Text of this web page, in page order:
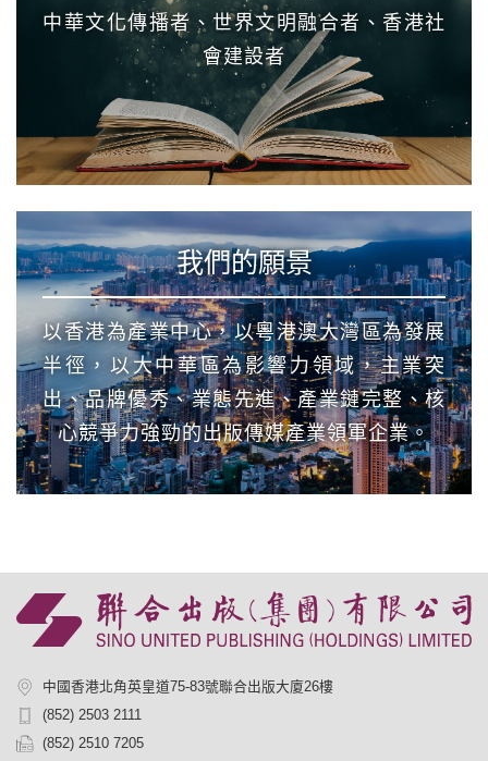
中華文化傳播者、世界文明融合者、香港社
會建設者
我們的願景
以香港為產業中心，以粵港澳大灣區為發展
半徑，以大中華區為影響力領域，主業突
出、品牌優秀、業態先進、產業鏈完整、核
心競爭力強勁的出版傳媒產業領軍企業。
中國香港北角英皇道75-83號聯合出版大廈26樓
(852) 2503 2111
(852) 2510 7205